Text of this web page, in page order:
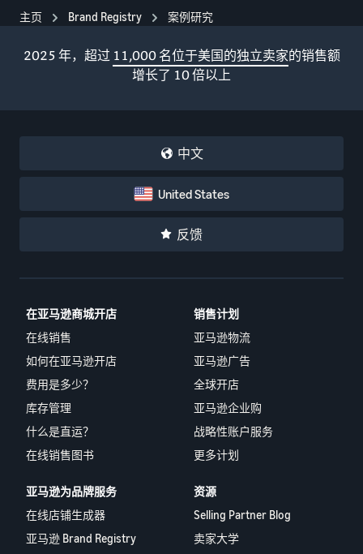
主页 Brand Registry 案例研究
2025 年，超过 11,000 名位于美国的独立卖家的销售额
增长了 10 倍以上
中文
United States
反馈
在亚马逊商城开店
在线销售
如何在亚马逊开店
费用是多少？
库存管理
什么是直运？
在线销售图书
销售计划
亚马逊物流
亚马逊广告
全球开店
亚马逊企业购
战略性账户服务
更多计划
亚马逊为品牌服务
在线店铺生成器
亚马逊 Brand Registry
资源
Selling Partner Blog
卖家大学